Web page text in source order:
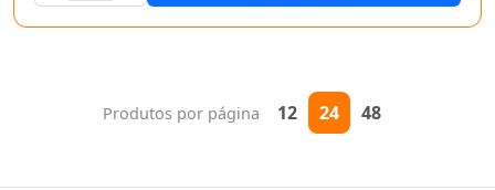
Produtos por página 12 24 48